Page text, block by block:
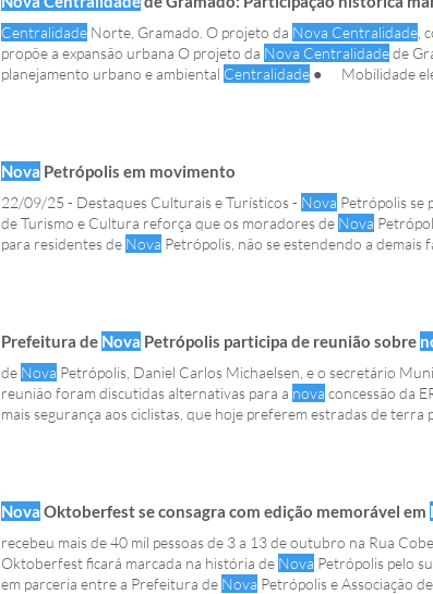
Centralidade Norte, Gramado. O projeto da Nova Centralidade ,
propõe a expansão urbana O projeto da Nova Centralidadede
planejamento urbano e ambiental Centralidade ● Mobilidade
Nova Petrópolis em movimento
22/09/25 - Destaques Culturais e Turísticos - Nova Petrópolis se
de Turismo e Cultura reforça que os moradores de Nova
para residentes de Nova Petrópolis, não se estendendo a demais
Prefeitura de Nova Petrópolis participa de reunião sobre
de Nova Petrópolis, Daniel Carlos Michaelsen, e o secretário
reunião foram discutidas alternativas para a nova concessão da
mais segurança aos ciclistas, que hoje preferem estradas de terra
Nova Oktoberfest se consagra com edição memorável em
recebeu mais de 40 mil pessoas de 3 a 13 de outubro na Rua
Oktoberfest ficará marcada na história de Nova Petrópolis pelo
em parceria entre a Prefeitura de Nova Petrópolis e Associação